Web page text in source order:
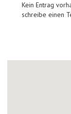
Kein Entrag
schreibe einen